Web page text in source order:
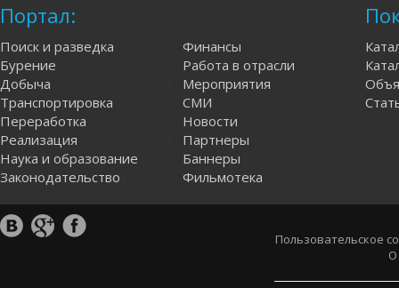
Портал:
Поиск и разведка
Бурение
Добыча
Транспортировка
Переработка
Реализация
Наука и образование
Законодательство
Финансы
Работа в отрасли
Мероприятия
СМИ
Новости
Партнеры
Баннеры
Фильмотека
Пользовательское
О